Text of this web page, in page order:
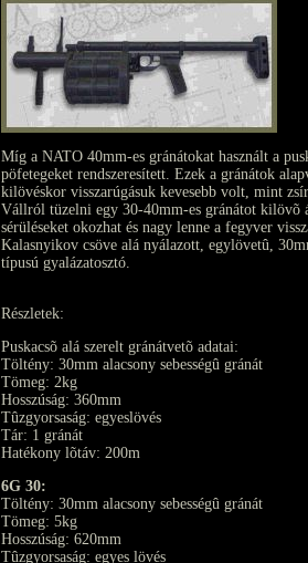
Míg a NATO 40mm-es gránátokat használt a
pöfetegeket rendszeresített. Ezek a gránátok
kilövéskor visszarúgásuk kevesebb volt, mint
Vállról tüzelni egy 30-40mm-es gránátot kilövõ
sérüléseket okozhat és nagy lenne a fegyver
Kalasnyikov csöve alá nyálazott, egylövetû,
típusú gyalázatosztó.
Részletek:
Puskacsõ alá szerelt gránátvetõ adatai:
Töltény: 30mm alacsony sebességû gránát
Tömeg: 2kg
Hosszúság: 360mm
Tûzgyorsaság: egyeslövés
Tár: 1 gránát
Hatékony lõtáv: 200m
6G 30:
Töltény: 30mm alacsony sebességû gránát
Tömeg: 5kg
Hosszúság: 620mm
Tûzgyorsaság: egyes lövés